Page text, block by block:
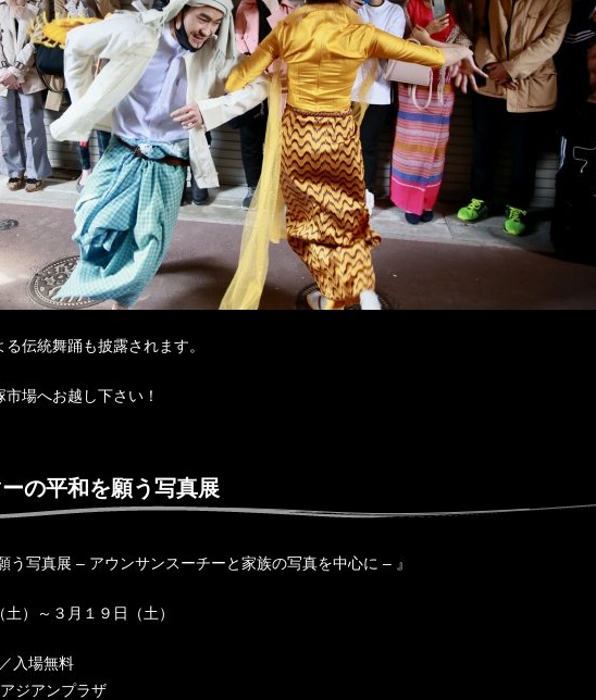
伝統舞踊も披露されます。
場へお越し下さい！
の平和を願う写真展
う写真展 – アウンサンスーチーと家族の写真を中心に – 』
）～３月１９日（土）
入場無料
ジアンプラザ